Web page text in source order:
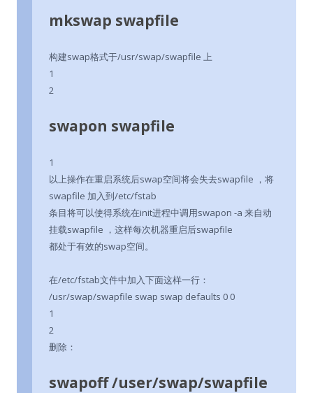
mkswap swapfile
构建swap格式于/usr/swap/swapfile 上
1
2
swapon swapfile
1
以上操作在重启系统后swap空间将会失去swapfile ，将
swapfile 加入到/etc/fstab
条目将可以使得系统在init进程中调用swapon -a 来自动
挂载swapfile ，这样每次机器重启后swapfile
都处于有效的swap空间。
在/etc/fstab文件中加入下面这样一行：
/usr/swap/swapfile swap swap defaults 0 0
1
2
删除：
swapoff /user/swap/swapfile